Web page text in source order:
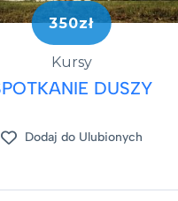
350zł
Kursy
DUSZY
Dodaj do Ulubionych